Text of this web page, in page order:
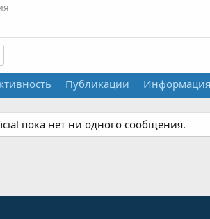
Публикации Информация
пока нет ни одного сообщения.